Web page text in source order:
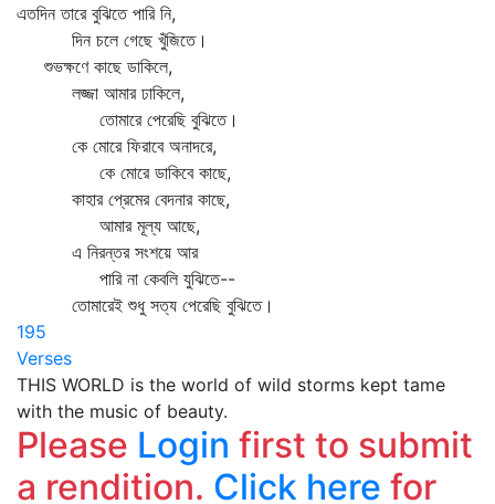
এতদিন তারে বুঝিতে পারি নি,
দিন চলে গেছে খুঁজিতে।
শুভক্ষণে কাছে ডাকিলে,
লজ্জা আমার ঢাকিলে,
তোমারে পেরেছি বুঝিতে।
কে মোরে ফিরাবে অনাদরে,
কে মোরে ডাকিবে কাছে,
কাহার প্রেমের বেদনার কাছে,
আমার মূল্য আছে,
এ নিরন্তর সংশয়ে আর
পারি না কেবলি যুঝিতে--
তোমারেই শুধু সত্য পেরেছি বুঝিতে।
195
Verses
THIS WORLD is the world of wild storms kept tame
with the music of beauty.
Please Login first to submit
a rendition. Click here for